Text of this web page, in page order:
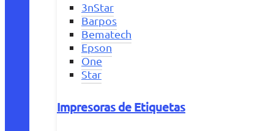
3nStar
Barpos
Bematech
Epson
One
Star
Impresoras de Etiquetas